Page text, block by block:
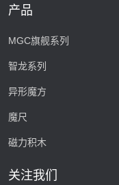
产品
MGC旗舰系列
智龙系列
异形魔方
魔尺
磁力积木
关注我们